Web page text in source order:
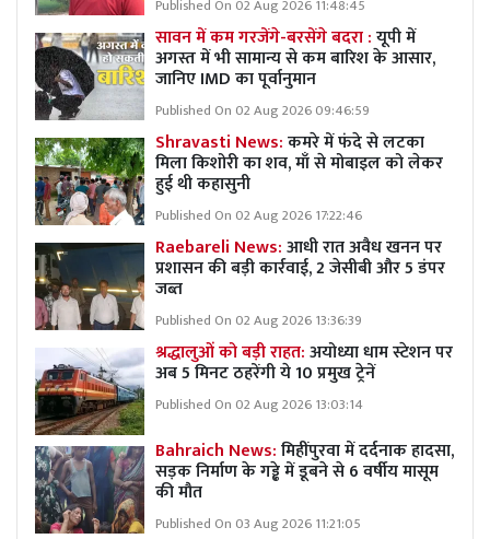
Published On 02 Aug 2026 11:48:45
सावन में कम गरजेंगे-बरसेंगे बदरा :यूपी में
अगस्त में भी सामान्य से कम बारिश के आसार,
जानिए IMD का पूर्वानुमान
Published On 02 Aug 2026 09:46:59
Shravasti News:कमरे में फंदे से लटका
मिला किशोरी का शव, माँ से मोबाइल को लेकर
हुई थी कहासुनी
Published On 02 Aug 2026 17:22:46
Raebareli News:आधी रात अवैध खनन पर
प्रशासन की बड़ी कार्रवाई, 2 जेसीबी और 5 डंपर
जब्त
Published On 02 Aug 2026 13:36:39
श्रद्धालुओं को बड़ी राहत:अयोध्या धाम स्टेशन पर
अब 5 मिनट ठहरेंगी ये 10 प्रमुख ट्रेनें
Published On 02 Aug 2026 13:03:14
Bahraich News:मिहींपुरवा में दर्दनाक हादसा,
सड़क निर्माण के गड्ढे में डूबने से 6 वर्षीय मासूम
की मौत
Published On 03 Aug 2026 11:21:05